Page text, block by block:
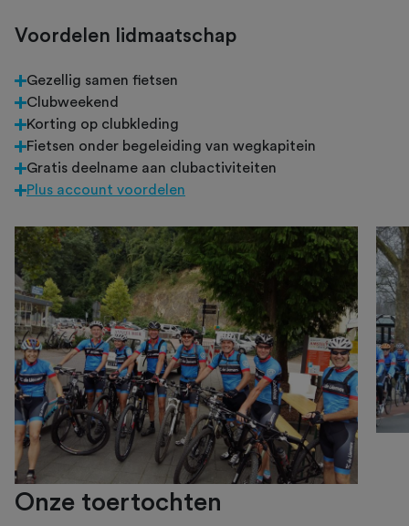
Voordelen lidmaatschap
Gezellig samen fietsen
Clubweekend
Korting op clubkleding
Fietsen onder begeleiding van wegkapitein
Gratis deelname aan clubactiviteiten
Plus account voordelen
Onze toertochten